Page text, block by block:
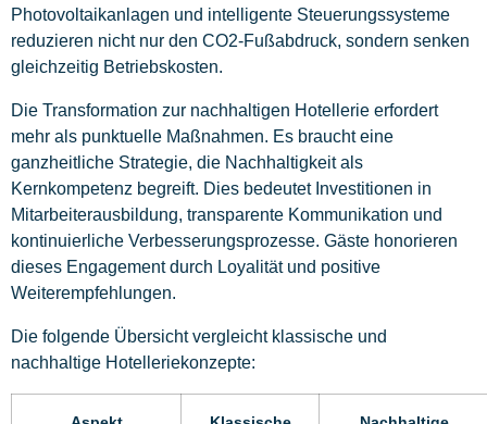
Photovoltaikanlagen und intelligente Steuerungssysteme
reduzieren nicht nur den CO2-Fußabdruck, sondern senken
gleichzeitig Betriebskosten.
Die Transformation zur nachhaltigen Hotellerie erfordert
mehr als punktuelle Maßnahmen. Es braucht eine
ganzheitliche Strategie, die Nachhaltigkeit als
Kernkompetenz begreift. Dies bedeutet Investitionen in
Mitarbeiterausbildung, transparente Kommunikation und
kontinuierliche Verbesserungsprozesse. Gäste honorieren
dieses Engagement durch Loyalität und positive
Weiterempfehlungen.
Die folgende Übersicht vergleicht klassische und
nachhaltige Hotelleriekonzepte: